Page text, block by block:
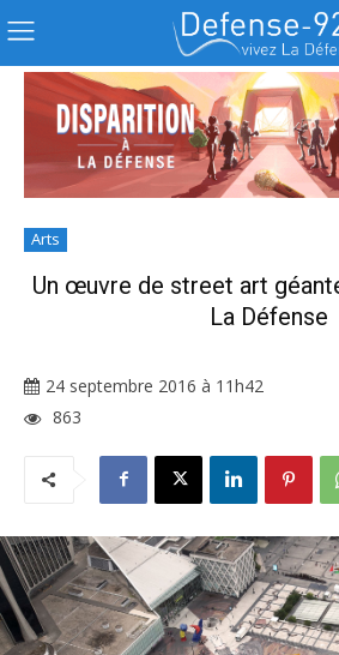
Arts
Un œuvre de street art
La Défense
24 septembre 2016 à 11h42
863